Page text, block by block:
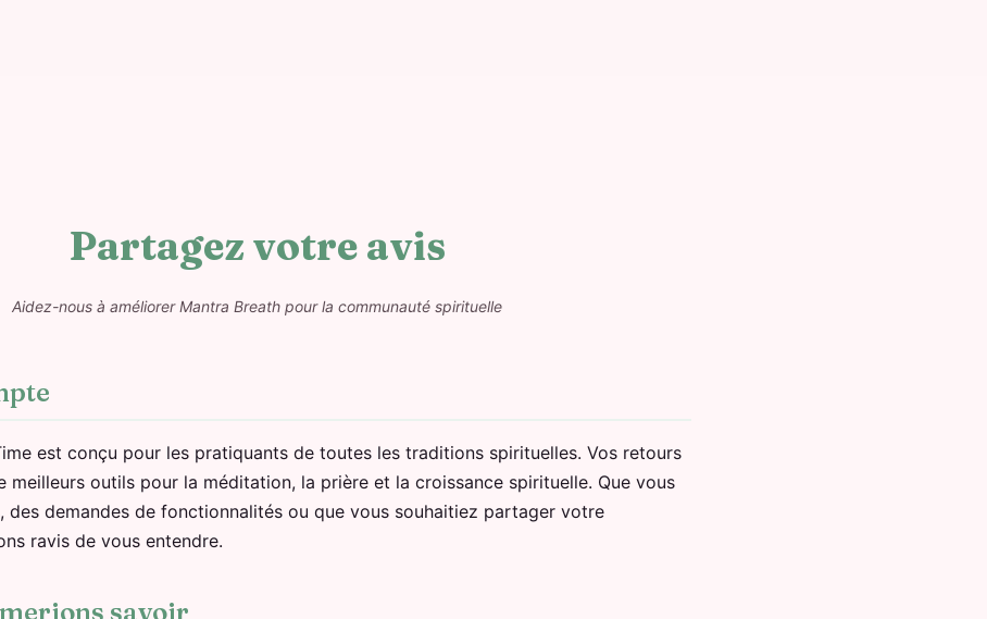
Partagez votre avis
Aidez-nous à améliorer Mantra Breath pour la communauté spirituelle
est conçu pour les pratiquants de toutes les traditions spirituelles. Vos retours
meilleurs outils pour la méditation, la prière et la croissance spirituelle. Que vous
des demandes de fonctionnalités ou que vous souhaitiez partager votre
ravis de vous entendre.
savoir